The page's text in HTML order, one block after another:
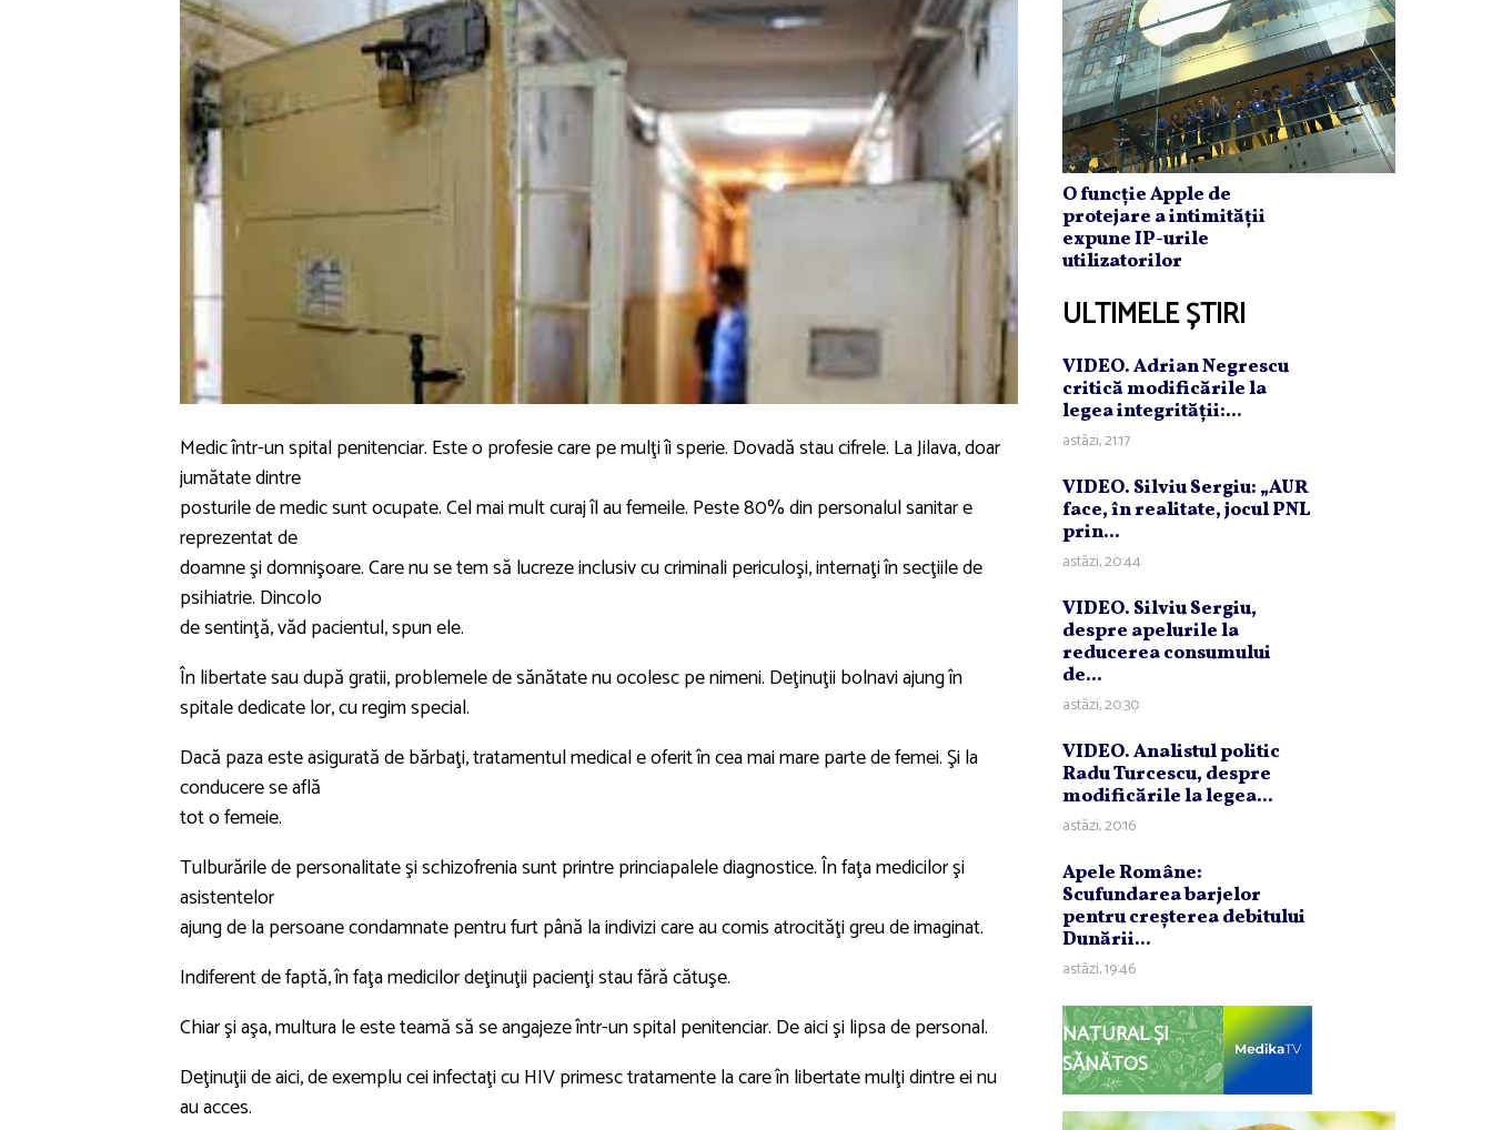
Medic într-un spital penitenciar. Este o profesie care pe mulţi îi sperie. Dovadă stau cifrele. La Jilava, doar
jumătate dintre
posturile de medic sunt ocupate. Cel mai mult curaj îl au femeile. Peste 80% din personalul sanitar e
reprezentat de
doamne şi domnişoare. Care nu se tem să lucreze inclusiv cu criminali periculoşi, internaţi în secţiile de
psihiatrie. Dincolo
de sentinţă, văd pacientul, spun ele.
În libertate sau după gratii, problemele de sănătate nu ocolesc pe nimeni. Deţinuţii bolnavi ajung în
spitale dedicate lor, cu regim special.
Dacă paza este asigurată de bărbaţi, tratamentul medical e oferit în cea mai mare parte de femei. Şi la
conducere se află
tot o femeie.
Tulburările de personalitate şi schizofrenia sunt printre princiapalele diagnostice. În faţa medicilor şi
asistentelor
ajung de la persoane condamnate pentru furt până la indivizi care au comis atrocităţi greu de imaginat.
Indiferent de faptă, în faţa medicilor deţinuţii pacienţi stau fără cătuşe.
Chiar şi aşa, multura le este teamă să se angajeze într-un spital penitenciar. De aici şi lipsa de personal.
Deţinuţii de aici, de exemplu cei infectaţi cu HIV primesc tratamente la care în libertate mulţi dintre ei nu
au acces.
O funcție Apple de
protejare a intimității
expune IP-urile
utilizatorilor
ULTIMELE ȘTIRI
VIDEO. Adrian Negrescu
critică modificările la
legea integrităţii:...
astăzi, 21:17
VIDEO. Silviu Sergiu: „AUR
face, în realitate, jocul PNL
prin...
astăzi, 20:44
VIDEO. Silviu Sergiu,
despre apelurile la
reducerea consumului
de...
astăzi, 20:30
VIDEO. Analistul politic
Radu Turcescu, despre
modificările la legea...
astăzi, 20:16
Apele Române:
Scufundarea barjelor
pentru creşterea debitului
Dunării...
astăzi, 19:46
NATURAL ȘI
SĂNĂTOS